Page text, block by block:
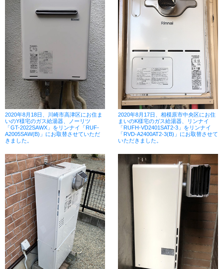
2020年8月18日、川崎市高津区にお住ま
いのY様宅のガス給湯器、ノーリツ
「GT-2022SAWX」をリンナイ「RUF-
A2005SAW(B)」にお取替させていただ
きました。
2020年8月17日、相模原市中央区にお住
まいのK様宅のガス給湯器、リンナイ
「RUFH-VD2401SAT2-3」をリンナイ
「RVD-A2400AT2-3(B)」にお取替させて
いただきました。